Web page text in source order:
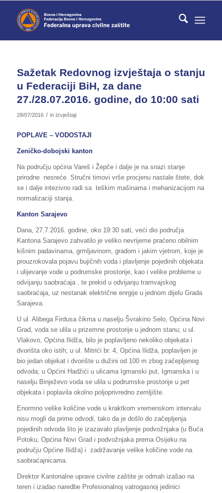
Sažetak Redovnog izvještaja o stanju
u Federaciji BiH, za dane
27./28.07.2016. godine, do 10:00 sati
28/07/2016 / in Izvještaji
POPLAVE – VODOSTAJI
Zeničko-dobojski kanton
Na području općina Vareš i Žepče i dalje je na snazi stanje
prirodne nesreće. Stručni timovi vrše procjenu nastale štete, dok
se i dalje intezivno radi sa teškim mašinama i mehanizacijom na
normalizaciji stanja.
Kanton Sarajevo
Dana, 27.7.2016. godine, oko 19:30 sati, veći dio područja
Kantona Sarajevo zahvatilo je veliko nevrijeme praćeno obilnim
kišnim padavinama, grmljavinom, gradom i jakim vjetrom, koje je
prouzrokovala pojavu bujičnih voda i plavljenje pojedinih objekata
i ulijevanje vode u podrumske prostorije, kao i velike probleme u
odvijanju saobraćaja , te prekid u odvijanju tramvajskog
saobraćaja, uz nestanak električne enrgije u jednom dijelu Grada
Sarajeva.
U ul. Alibega Firdusa čikma u naselju Švrakino Selo, Općina Novi
Grad, voda se ulila u prizemne prostorije u jednom stanu; u ul.
Vlakovo, Općina Ilidža, bilo je poplavljeno nekoliko objekata i
dvorišta oko istih; u ul. Mitrići br. 4, Općina Ilidža, poplavljen je
bio jedan objekat i dvorište u dužini od 100 m zbog začepljenog
odvoda; u Općini Hadžići u ulicama Igmanski put, Igmanska i u
naselju Binježevo voda se ulila u podrumske prostorije u pet
objekata i poplavila okolno poljoprivredno zemljište.
Enormno velike količine vode u kraktkom vremenskom intervalu
nisu mogli da prime odvodi, tako da je došlo do začepljenja
pojedinih odvoda što je izazavalo plavljenje podvožnjaka (u Buća
Potoku, Općina Novi Grad i podvožnjaka prema Osijeku na
području Općine Ilidža) i zadržavanje velike količine vode na
saobraćajnicama.
Direktor Kantonalne uprave civilne zaštite je odmah izašao na
teren i izadao naredbe Profesionalnoj vatrogasnoj jedinici